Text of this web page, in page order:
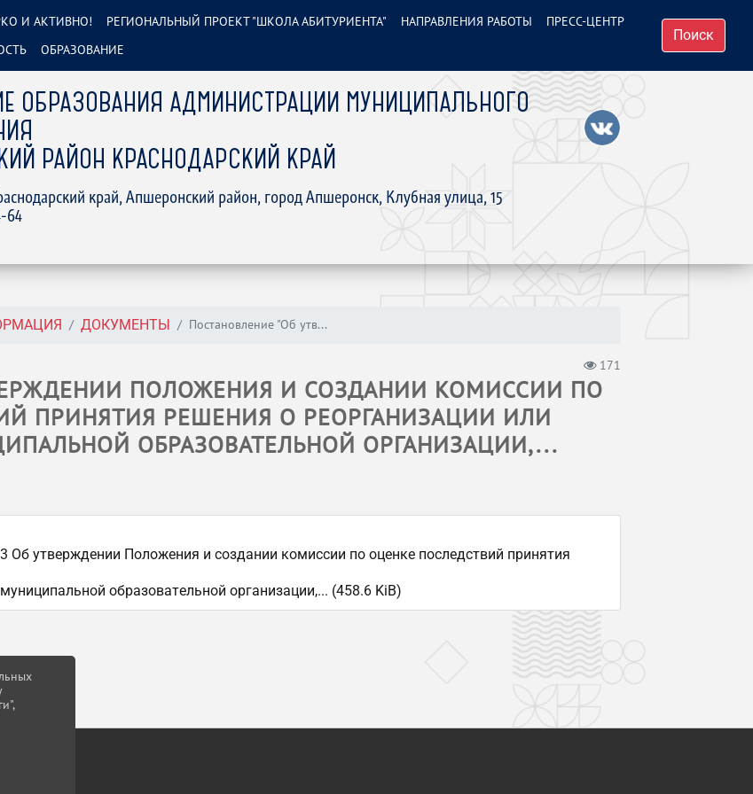
ОБРАЗОВАНИЯ АДМИНИСТРАЦИИ МУНИЦИПАЛЬНОГО
РАЙОН КРАСНОДАРСКИЙ КРАЙ
край, Апшеронский район, город Апшеронск, Клубная улица, 15
64
И АКТИВНО! РЕГИОНАЛЬНЫЙ ПРОЕКТ "ШКОЛА АБИТУРИЕНТА" НАПРАВЛЕНИЯ РАБОТЫ
ПРЕСС-ЦЕНТР
ОБРАЗОВАНИЕ
Поиск
ДОКУМЕНТЫ Постановление "Об утв...
171
ПОЛОЖЕНИЯ И СОЗДАНИИ КОМИССИИ ПО
ПРИНЯТИЯ РЕШЕНИЯ О РЕОРГАНИЗАЦИИ ИЛИ
ОБРАЗОВАТЕЛЬНОЙ ОРГАНИЗАЦИИ,...
Об утверждении Положения и создании комиссии по оценке последствий принятия
образовательной организации,... (458.6 KiB)